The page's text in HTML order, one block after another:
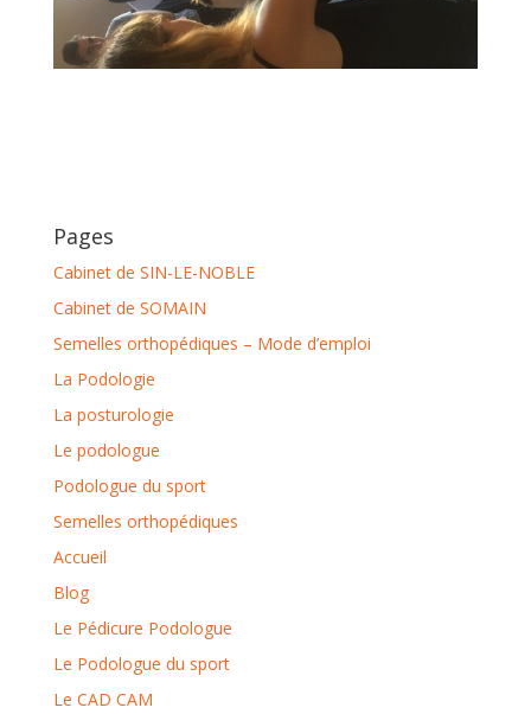
Pages
Cabinet de SIN-LE-NOBLE
Cabinet de SOMAIN
Semelles orthopédiques – Mode d’emploi
La Podologie
La posturologie
Le podologue
Podologue du sport
Semelles orthopédiques
Accueil
Blog
Le Pédicure Podologue
Le Podologue du sport
Le CAD CAM